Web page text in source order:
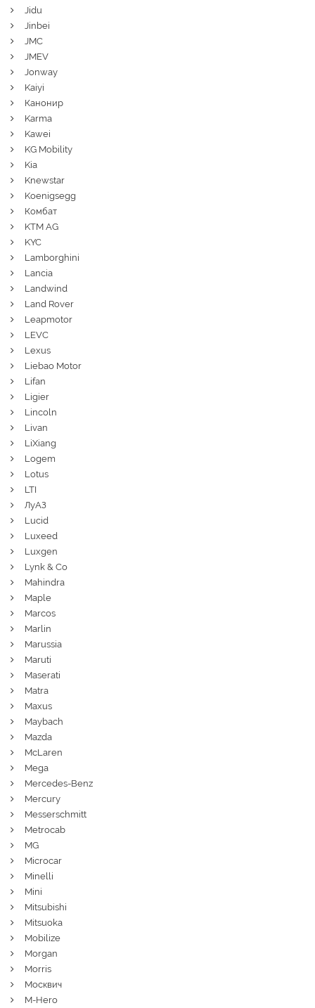
Jidu
Jinbei
JMC
JMEV
Jonway
Kaiyi
Канонир
Karma
Kawei
KG Mobility
Kia
Knewstar
Koenigsegg
Комбат
KTM AG
KYC
Lamborghini
Lancia
Landwind
Land Rover
Leapmotor
LEVC
Lexus
Liebao Motor
Lifan
Ligier
Lincoln
Livan
LiXiang
Logem
Lotus
LTI
ЛуАЗ
Lucid
Luxeed
Luxgen
Lynk & Co
Mahindra
Maple
Marcos
Marlin
Marussia
Maruti
Maserati
Matra
Maxus
Maybach
Mazda
McLaren
Mega
Mercedes-Benz
Mercury
Messerschmitt
Metrocab
MG
Microcar
Minelli
Mini
Mitsubishi
Mitsuoka
Mobilize
Morgan
Morris
Москвич
M-Hero